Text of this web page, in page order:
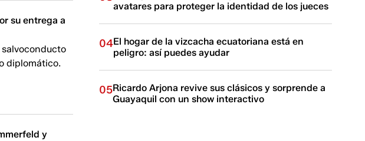
su entrega a
diplomático.
y
avatares para proteger la identidad de los jueces
04El hogar de la vizcacha ecuatoriana está en
peligro: así puedes ayudar
05Ricardo Arjona revive sus clásicos y sorprende a
Guayaquil con un show interactivo